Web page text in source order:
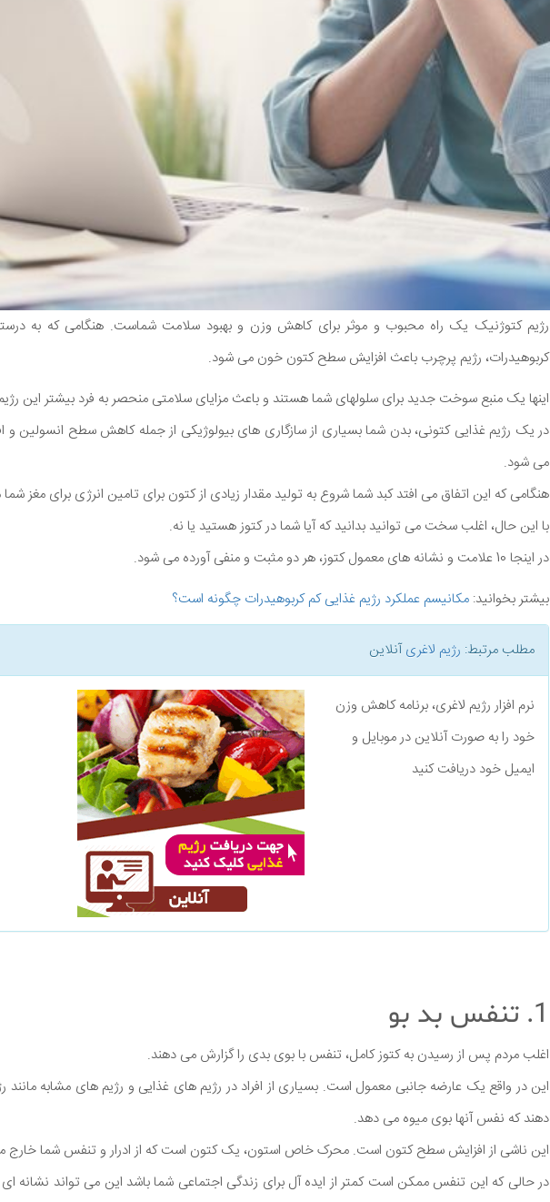
رژیم کتوژنیک یک راه محبوب و موثر برای کاهش وزن و بهبود سلامت شماست. هنگامی که به
کربوهیدرات، رژیم پرچرب باعث افزایش سطح کتون خون می شود.
اینها یک منبع سوخت جدید برای سلولهای شما هستند و باعث مزایای سلامتی منحصر به فرد بیشتر این
در یک رژیم غذایی کتونی، بدن شما بسیاری از سازگاری های بیولوژیکی از جمله کاهش سطح انسولین و
می شود.
هنگامی که این اتفاق می افتد کبد شما شروع به تولید مقدار زیادی از کتون برای تامین انرژی برای مغز
با این حال، اغلب سخت می توانید بدانید که آیا شما در کتوز هستید یا نه.
در اینجا 10 علامت و نشانه های معمول کتوز، هر دو مثبت و منفی آورده می شود.
بیشتر بخوانید: مکانیسم عملکرد رژیم غذایی کم کربوهیدرات چگونه است؟
مطلب مرتبط: رژیم لاغریآنلاین
نرم افزار رژیم لاغری، برنامه کاهش وزن
خود را به صورت آنلاین در موبایل و
ایمیل خود دریافت کنید
1. تنفس بد بو
اغلب مردم پس از رسیدن به کتوز کامل، تنفس با بوی بدی را گزارش می دهند.
این در واقع یک عارضه جانبی معمول است. بسیاری از افراد در رژیم های غذایی و رژیم های مشابه مانند
دهند که نفس آنها بوی میوه می دهد.
این ناشی از افزایش سطح کتون است. محرک خاص استون، یک کتون است که از ادرار و تنفس شما خارج
در حالی که این تنفس ممکن است کمتر از ایده آل برای زندگی اجتماعی شما باشد این می تواند نشانه